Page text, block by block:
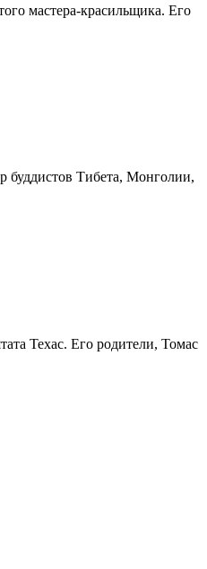
мастера-красильщика. Его
буддистов Тибета, Монголии,
Техас. Его родители, Томас